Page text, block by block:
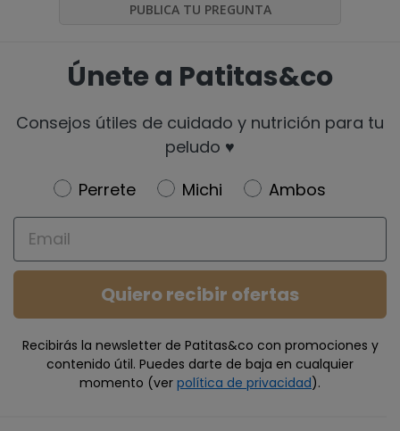
PUBLICA TU PREGUNTA
Únete a Patitas&co
Consejos útiles de cuidado y nutrición para tu
peludo ♥️
Newsletter
Perrete Michi
Ambos
Email
Quiero recibir ofertas
Recibirás la newsletter de Patitas&co con promociones y
contenido útil. Puedes darte de baja en cualquier
momento (ver política de privacidad).